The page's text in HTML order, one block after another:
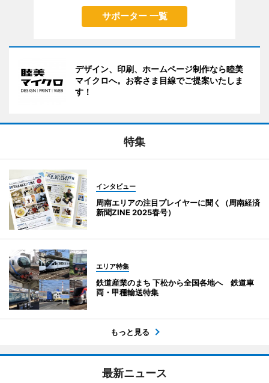
サポーター 一覧
デザイン、印刷、ホームページ制作なら睦美
マイクロへ。お客さま目線でご提案いたしま
す！
特集
インタビュー
周南エリアの注目プレイヤーに聞く（周南経済
新聞ZINE 2025春号）
エリア特集
鉄道産業のまち 下松から全国各地へ 鉄道車
両・甲種輸送特集
もっと見る
最新ニュース